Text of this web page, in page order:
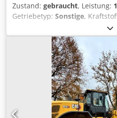
Zustand: gebraucht, Leistung:
Getriebetyp: Sonstige,
,
Sonstige, Baujahr:2019,
Fahrerkabine:Sonstige ,
Allradantrieb, Klimaanlage, *
Schnellwechsler CAT CW-20-
2,20 m Dwodpfx Ajzhbv Hoiioa
0,50 m * Reifen neu ... Radio,
Schnellwechsel,